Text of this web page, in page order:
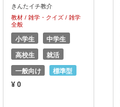
きんたイチ教介
教材 / 雑学・クイズ / 雑学
全般
小学生 中学生
高校生 就活
一般向け 標準型
¥ 0